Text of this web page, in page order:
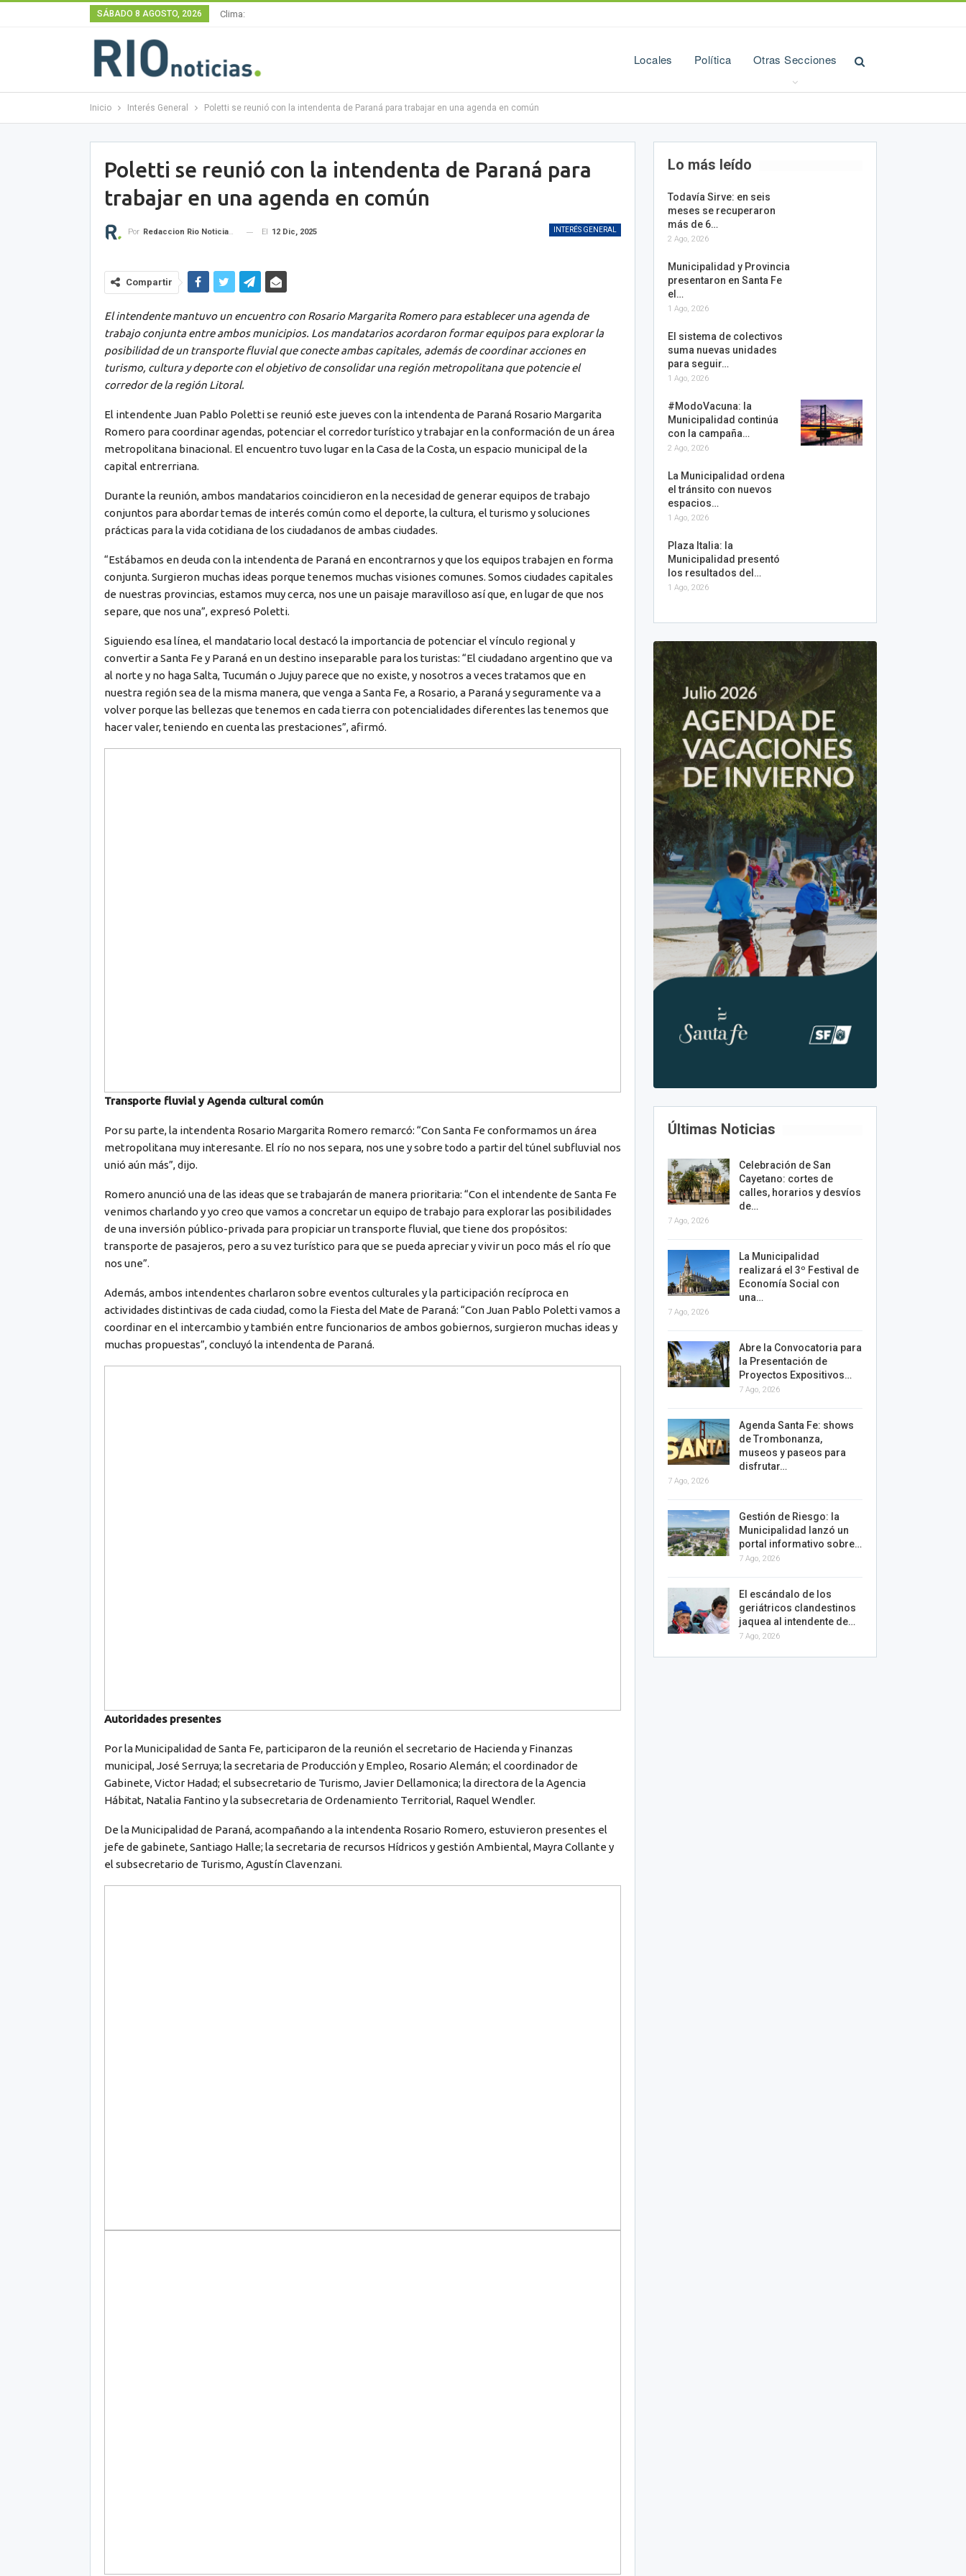
SÁBADO 8 AGOSTO, 2026 Clima:
Locales Política Otras Secciones
Inicio Interés General Poletti se reunió con la intendenta de Paraná para trabajar en una agenda en común
Poletti se reunió con la intendenta de Paraná para
trabajar en una agenda en común
INTERÉS GENERAL
Por Redaccion Rio Noticias OK El 12 Dic, 2025
Compartir
El intendente mantuvo un encuentro con Rosario Margarita Romero para establecer una agenda de
trabajo conjunta entre ambos municipios. Los mandatarios acordaron formar equipos para explorar la
posibilidad de un transporte fluvial que conecte ambas capitales, además de coordinar acciones en
turismo, cultura y deporte con el objetivo de consolidar una región metropolitana que potencie el
corredor de la región Litoral.
El intendente Juan Pablo Poletti se reunió este jueves con la intendenta de Paraná Rosario Margarita
Romero para coordinar agendas, potenciar el corredor turístico y trabajar en la conformación de un área
metropolitana binacional. El encuentro tuvo lugar en la Casa de la Costa, un espacio municipal de la
capital entrerriana.
Durante la reunión, ambos mandatarios coincidieron en la necesidad de generar equipos de trabajo
conjuntos para abordar temas de interés común como el deporte, la cultura, el turismo y soluciones
prácticas para la vida cotidiana de los ciudadanos de ambas ciudades.
“Estábamos en deuda con la intendenta de Paraná en encontrarnos y que los equipos trabajen en forma
conjunta. Surgieron muchas ideas porque tenemos muchas visiones comunes. Somos ciudades capitales
de nuestras provincias, estamos muy cerca, nos une un paisaje maravilloso así que, en lugar de que nos
separe, que nos una”, expresó Poletti.
Siguiendo esa línea, el mandatario local destacó la importancia de potenciar el vínculo regional y
convertir a Santa Fe y Paraná en un destino inseparable para los turistas: “El ciudadano argentino que va
al norte y no haga Salta, Tucumán o Jujuy parece que no existe, y nosotros a veces tratamos que en
nuestra región sea de la misma manera, que venga a Santa Fe, a Rosario, a Paraná y seguramente va a
volver porque las bellezas que tenemos en cada tierra con potencialidades diferentes las tenemos que
hacer valer, teniendo en cuenta las prestaciones”, afirmó.
Transporte fluvial y Agenda cultural común
Por su parte, la intendenta Rosario Margarita Romero remarcó: “Con Santa Fe conformamos un área
metropolitana muy interesante. El río no nos separa, nos une y sobre todo a partir del túnel subfluvial nos
unió aún más”, dijo.
Romero anunció una de las ideas que se trabajarán de manera prioritaria: “Con el intendente de Santa Fe
venimos charlando y yo creo que vamos a concretar un equipo de trabajo para explorar las posibilidades
de una inversión público-privada para propiciar un transporte fluvial, que tiene dos propósitos:
transporte de pasajeros, pero a su vez turístico para que se pueda apreciar y vivir un poco más el río que
nos une”.
Además, ambos intendentes charlaron sobre eventos culturales y la participación recíproca en
actividades distintivas de cada ciudad, como la Fiesta del Mate de Paraná: “Con Juan Pablo Poletti vamos a
coordinar en el intercambio y también entre funcionarios de ambos gobiernos, surgieron muchas ideas y
muchas propuestas”, concluyó la intendenta de Paraná.
Autoridades presentes
Por la Municipalidad de Santa Fe, participaron de la reunión el secretario de Hacienda y Finanzas
municipal, José Serruya; la secretaria de Producción y Empleo, Rosario Alemán; el coordinador de
Gabinete, Victor Hadad; el subsecretario de Turismo, Javier Dellamonica; la directora de la Agencia
Hábitat, Natalia Fantino y la subsecretaria de Ordenamiento Territorial, Raquel Wendler.
De la Municipalidad de Paraná, acompañando a la intendenta Rosario Romero, estuvieron presentes el
jefe de gabinete, Santiago Halle; la secretaria de recursos Hídricos y gestión Ambiental, Mayra Collante y
el subsecretario de Turismo, Agustín Clavenzani.
Lo más leído
Todavía Sirve: en seis
meses se recuperaron
más de 6…
2 Ago, 2026
Municipalidad y Provincia
presentaron en Santa Fe
el…
1 Ago, 2026
El sistema de colectivos
suma nuevas unidades
para seguir…
1 Ago, 2026
#ModoVacuna: la
Municipalidad continúa
con la campaña…
2 Ago, 2026
La Municipalidad ordena
el tránsito con nuevos
espacios…
1 Ago, 2026
Plaza Italia: la
Municipalidad presentó
los resultados del…
1 Ago, 2026
Últimas Noticias
Celebración de San
Cayetano: cortes de
calles, horarios y desvíos
de…
7 Ago, 2026
La Municipalidad
realizará el 3º Festival de
Economía Social con
una…
7 Ago, 2026
Abre la Convocatoria para
la Presentación de
Proyectos Expositivos…
7 Ago, 2026
Agenda Santa Fe: shows
de Trombonanza,
museos y paseos para
disfrutar…
7 Ago, 2026
Gestión de Riesgo: la
Municipalidad lanzó un
portal informativo sobre…
7 Ago, 2026
El escándalo de los
geriátricos clandestinos
jaquea al intendente de…
7 Ago, 2026